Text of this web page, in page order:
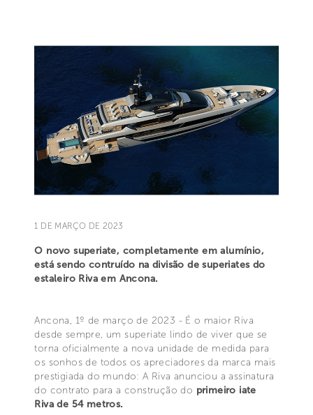
1 DE MARÇO DE 2023
O novo superiate, completamente em alumínio,
está sendo contruído na divisão de superiates do
estaleiro Riva em Ancona.
Ancona, 1º de março de 2023 - É o maior Riva
desde sempre, um superiate lindo de viver que se
torna oficialmente a nova unidade de medida para
os sonhos de todos os apreciadores da marca mais
prestigiada do mundo: A Riva anunciou a assinatura
do contrato para a construção do primeiro iate
Riva de 54 metros.